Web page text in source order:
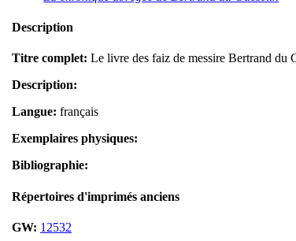
Description
Titre complet: Le livre des faiz de messire Bertrand du
Description:
Langue: français
Exemplaires physiques:
Bibliographie:
Répertoires d'imprimés anciens
GW: 12532